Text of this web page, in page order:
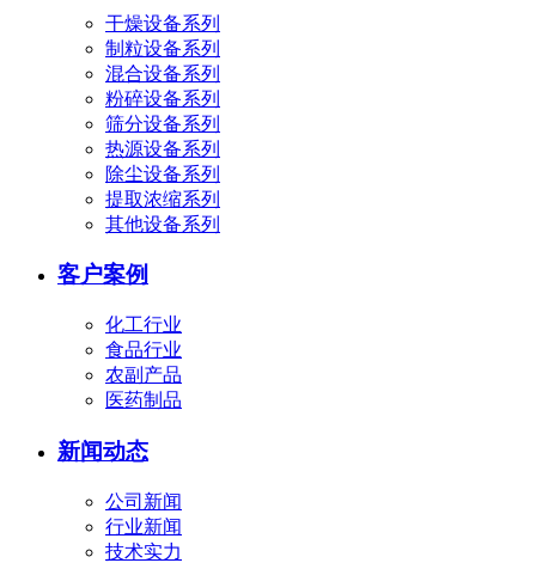
干燥设备系列
制粒设备系列
混合设备系列
粉碎设备系列
筛分设备系列
热源设备系列
除尘设备系列
提取浓缩系列
其他设备系列
客户案例
化工行业
食品行业
农副产品
医药制品
新闻动态
公司新闻
行业新闻
技术实力